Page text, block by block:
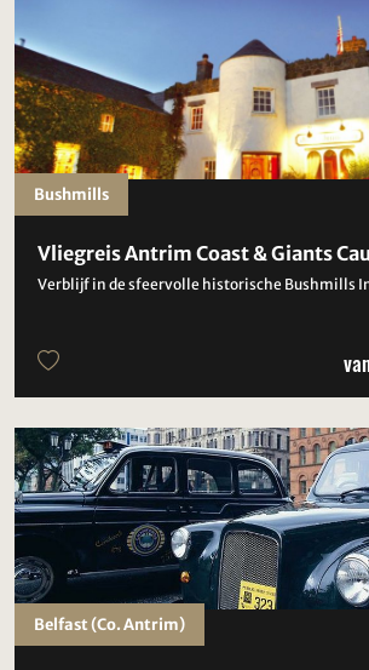
Vliegreis Antrim Coast & Giants
Verblijf in de sfeervolle historische Bushmills
Bushmills
Belfast (Co. Antrim)